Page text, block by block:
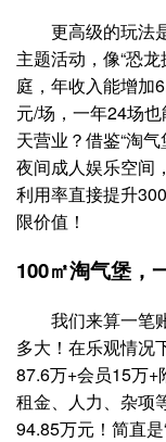
更高级的玩法
主题活动，像“恐
庭，年收入能增加
元/场，一年24场
天营业？借鉴“淘
夜间成人娱乐空间
利用率直接提升
限价值！
100㎡淘气堡，
我们来算一笔
多大！在乐观情况
87.6万+会员15万+
租金、人力、杂项
94.85万元！简直是